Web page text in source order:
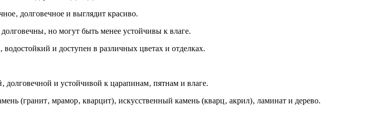
долговечное и выглядит красиво.
но могут быть менее устойчивы к влаге.
и доступен в различных цветах и отделках.
и устойчивой к царапинам‚ пятнам и влаге.
(гранит‚ мрамор‚ кварцит)‚ искусственный камень (кварц‚ акрил)‚ ламинат и дерево.